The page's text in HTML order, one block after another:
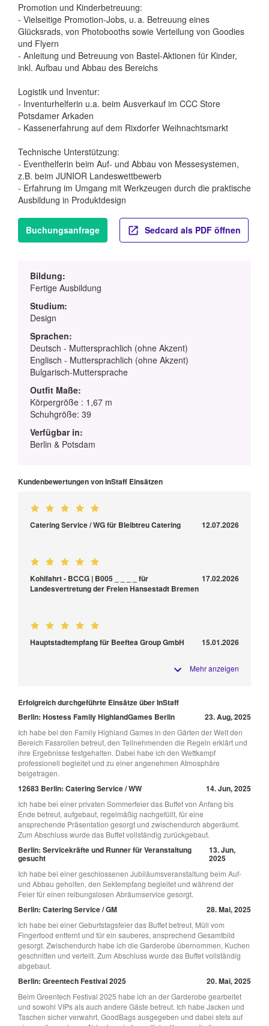
Promotion und Kinderbetreuung:
- Vielseitige Promotion-Jobs, u. a. Betreuung eines
Glücksrads, von Photobooths sowie Verteilung von Goodies
und Flyern
- Anleitung und Betreuung von Bastel-Aktionen für Kinder,
inkl. Aufbau und Abbau des Bereichs
Logistik und Inventur:
- Inventurhelferin u.a. beim Ausverkauf im CCC Store
Potsdamer Arkaden
- Kassenerfahrung auf dem Rixdorfer Weihnachtsmarkt
Technische Unterstützung:
- Eventhelferin beim Auf- und Abbau von Messesystemen,
z.B. beim JUNIOR Landeswettbewerb
- Erfahrung im Umgang mit Werkzeugen durch die praktische
Ausbildung in Produktdesign
Buchungsanfrage Sedcard als PDF öffnen
Bildung:
Fertige Ausbildung
Studium:
Design
Sprachen:
Deutsch - Muttersprachlich (ohne Akzent)
Englisch - Muttersprachlich (ohne Akzent)
Bulgarisch-Muttersprache
Outfit Maße:
Körpergröße : 1,67 m
Schuhgröße: 39
Verfügbar in:
Berlin & Potsdam
Kundenbewertungen von InStaff Einsätzen
Catering Service / WG für Bleibtreu Catering 12.07.2026
Kohlfahrt - BCCG | B005 _ _ _ _ für
Landesvertretung der Freien Hansestadt Bremen
17.02.2026
Hauptstadtempfang für Beeftea Group GmbH 15.01.2026
Mehr anzeigen
Erfolgreich durchgeführte Einsätze über InStaff
Berlin: Hostess Family HighlandGames Berlin
23. Aug, 2025
Ich habe bei den Family Highland Games in den Gärten der Welt den
Bereich Fassrollen betreut, den Teilnehmenden die Regeln erklärt und
ihre Ergebnisse festgehalten. Dabei habe ich den Wettkampf
professionell begleitet und zu einer angenehmen Atmosphäre
beigetragen.
12683 Berlin: Catering Service / WW 14. Jun, 2025
Ich habe bei einer privaten Sommerfeier das Buffet von Anfang bis
Ende betreut, aufgebaut, regelmäßig nachgefüllt, für eine
ansprechende Präsentation gesorgt und zwischendurch abgeräumt.
Zum Abschluss wurde das Buffet vollständig zurückgebaut.
Berlin: Servicekräfte und Runner für Veranstaltung
gesucht
13. Jun,
2025
Ich habe bei einer geschlossenen Jubiläumsveranstaltung beim Auf-
und Abbau geholfen, den Sektempfang begleitet und während der
Feier für einen reibungslosen Abräumservice gesorgt.
Berlin: Catering Service / GM 28. Mai, 2025
Ich habe bei einer Geburtstagsfeier das Buffet betreut, Müll vom
Fingerfood entfernt und für ein sauberes, ansprechend Gesamtbild
gesorgt. Zwischendurch habe ich die Garderobe übernommen, Kuchen
geschnitten und verteilt. Zum Abschluss wurde das Buffet vollständig
abgebaut.
Berlin: Greentech Festival 2025 20. Mai, 2025
Beim Greentech Festival 2025 habe ich an der Garderobe gearbeitet
und sowohl VIPs als auch andere Gäste betreut. Ich habe Jacken und
Taschen sicher verwahrt, GoodBags ausgegeben und dabei stets auf